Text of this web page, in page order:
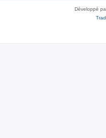
Développé